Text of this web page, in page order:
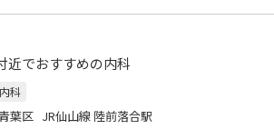
近でおすすめの内科
内科
葉区 JR仙山線 陸前落合駅